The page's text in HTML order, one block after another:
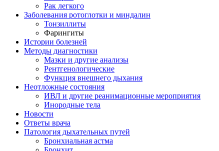
Рак легкого
Заболевания ротоглотки и миндалин
Тонзиллиты
Фарингиты
Истории болезней
Методы диагностики
Мазки и другие анализы
Рентгенологические
Функция внешнего дыхания
Неотложные состояния
ИВЛ и другие реанимационные мероприятия
Инородные тела
Новости
Ответы врача
Патология дыхательных путей
Бронхиальная астма